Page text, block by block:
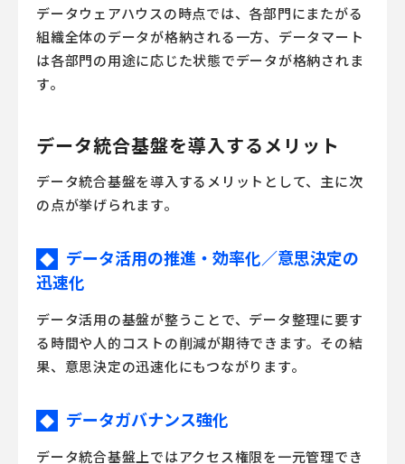
データウェアハウスの時点では、各部門にまたがる
組織全体のデータが格納される一方、データマート
は各部門の用途に応じた状態でデータが格納されま
す。
データ統合基盤を導入するメリット
データ統合基盤を導入するメリットとして、主に次
の点が挙げられます。
◆ データ活用の推進・効率化／意思決定の
迅速化
データ活用の基盤が整うことで、データ整理に要す
る時間や人的コストの削減が期待できます。その結
果、意思決定の迅速化にもつながります。
◆ データガバナンス強化
データ統合基盤上ではアクセス権限を一元管理でき